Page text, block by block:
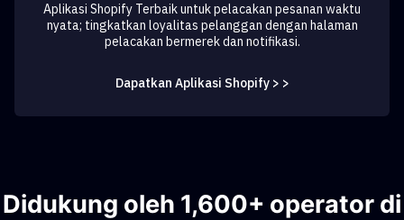
Aplikasi Shopify Terbaik untuk pelacakan pesanan waktu
nyata; tingkatkan loyalitas pelanggan dengan halaman
pelacakan bermerek dan notifikasi.
Dapatkan Aplikasi Shopify > >
Didukung oleh 1,600+ operator di